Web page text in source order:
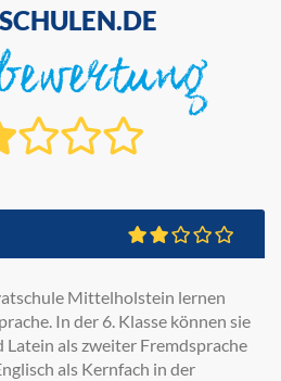
SCHULEN.DE
Mittelholstein lernen
In der 6. Klasse können sie
Latein als zweiter Fremdsprache
als Kernfach in der